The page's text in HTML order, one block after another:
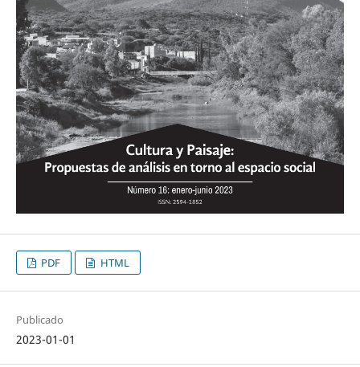
PDF HTML
Publicado
2023-01-01